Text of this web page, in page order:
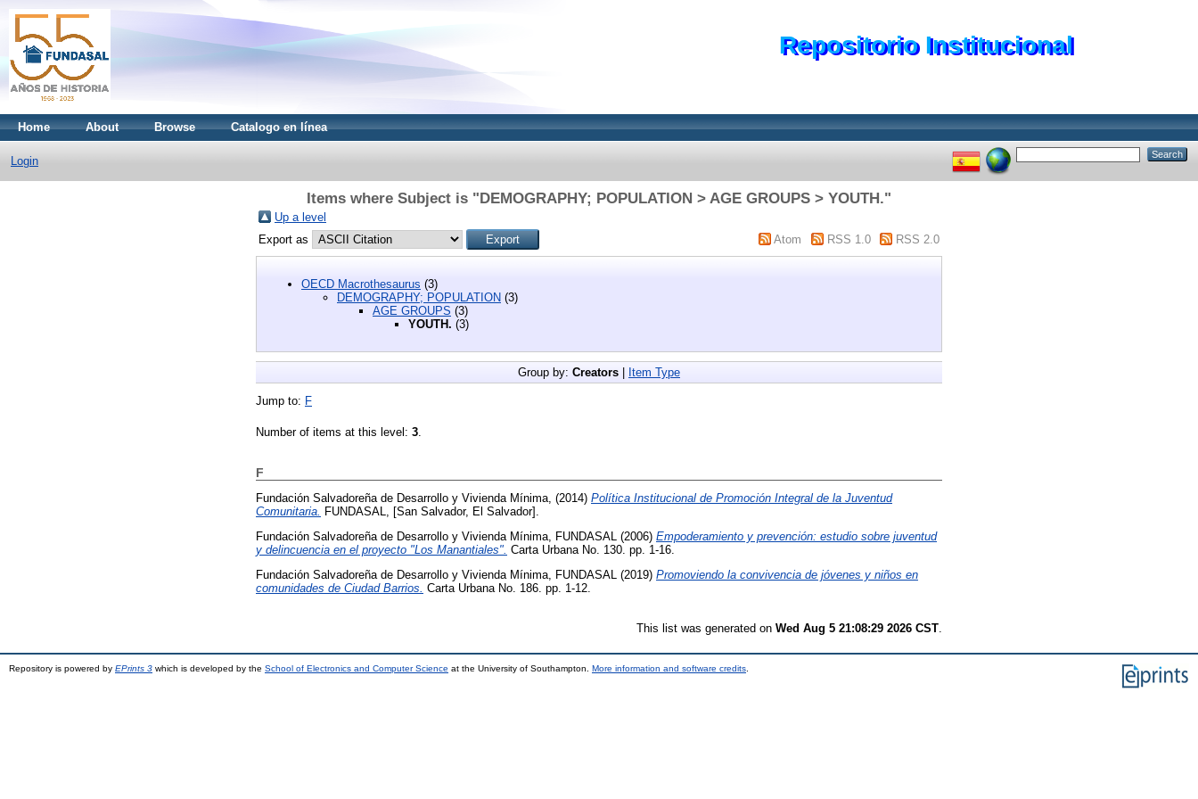
Repositorio Institucional
Home About Browse Catalogo en línea
Login
Items where Subject is "DEMOGRAPHY; POPULATION > AGE GROUPS > YOUTH."
Up a level
Export as
Atom RSS 1.0 RSS 2.0
OECD Macrothesaurus (3)
DEMOGRAPHY; POPULATION (3)
AGE GROUPS (3)
YOUTH. (3)
Group by: Creators | Item Type
Jump to: F
Number of items at this level: 3
F
Fundación Salvadoreña de Desarrollo y Vivienda Mínima, (2014) Política Institucional de Promoción Integral de la Juventud
Comunitaria. FUNDASAL, [San Salvador, El Salvador].
Fundación Salvadoreña de Desarrollo y Vivienda Mínima, FUNDASAL (2006) Empoderamiento y prevención: estudio sobre juventud
y delincuencia en el proyecto "Los Manantiales". Carta Urbana No. 130. pp. 1-16.
Fundación Salvadoreña de Desarrollo y Vivienda Mínima, FUNDASAL
(2019) Promoviendo la convivencia de jóvenes y niños en
comunidades de Ciudad Barrios. Carta Urbana No. 186. pp. 1-12.
This list was generated on Wed Aug 5 21:08:29 2026 CST
Repository is powered by EPrints 3 which is developed by the School of Electronics and Computer Science at the University of Southampton. More information and software credits